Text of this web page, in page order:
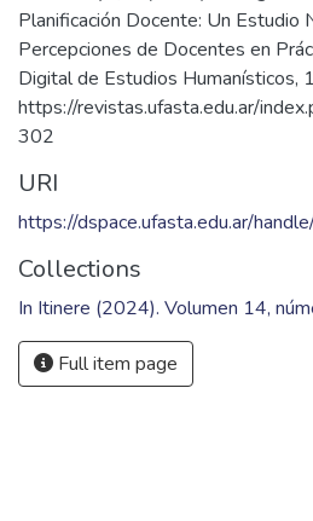
Planificación Docente: Un Estudio
Percepciones de Docentes en
Digital de Estudios
https://revistas.ufasta.edu.ar/
302
URI
https://dspace.ufasta.edu.ar/
Collections
In Itinere (2024). Volumen 14,
Full item page